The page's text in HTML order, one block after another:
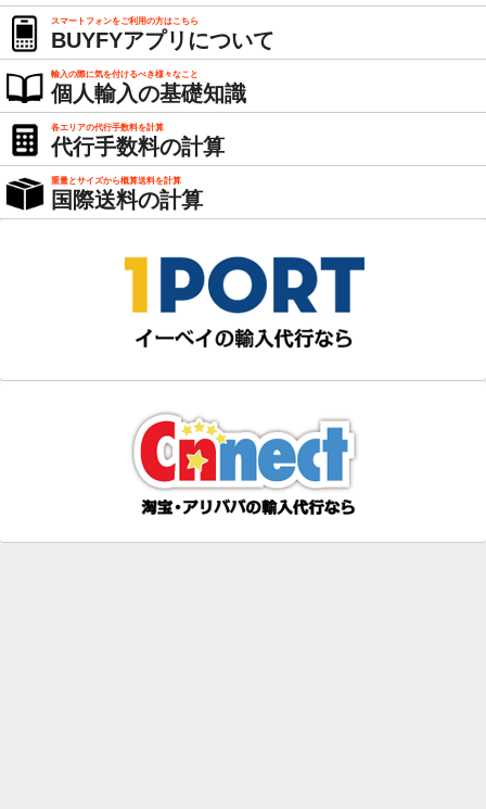
スマートフォンをご利用の方はこちら
BUYFYアプリについて
輸入の際に気を付けるべき様々なこと
個人輸入の基礎知識
各エリアの代行手数料を計算
代行手数料の計算
重量とサイズから概算送料を計算
国際送料の計算